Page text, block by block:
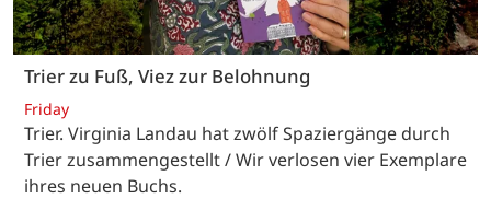
Trier zu Fuß, Viez zur Belohnung
Friday
Trier. Virginia Landau hat zwölf Spaziergänge durch
Trier zusammengestellt / Wir verlosen vier Exemplare
ihres neuen Buchs.